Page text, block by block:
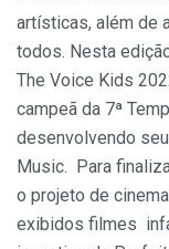
artísticas, além de
todos. Nesta
The Voice Kids
campeã da 7ª
desenvolvendo
Music. Para
o projeto de
exibidos filmes